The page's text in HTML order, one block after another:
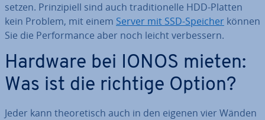
setzen. Prin­zi­pi­ell sind auch tra­di­tio­nel­le HDD-Platten
kein Problem, mit einem Server mit SSD-Speicher können
Sie die Per­for­mance aber noch leicht ver­bes­sern.
Hardware bei IONOS mieten:
Was ist die richtige Option?
Jeder kann theo­re­tisch auch in den eigenen vier Wänden